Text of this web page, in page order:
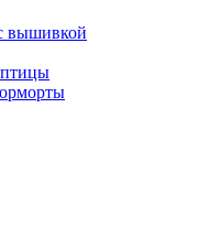
вышивкой